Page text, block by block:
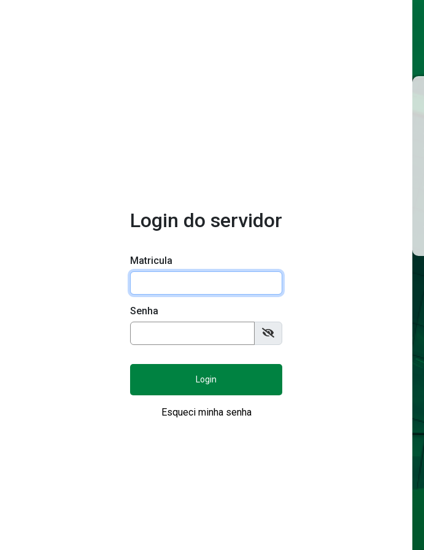
Login do servidor
Matricula
Senha
Login
Esqueci minha senha